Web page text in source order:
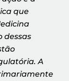
que
dessas
A